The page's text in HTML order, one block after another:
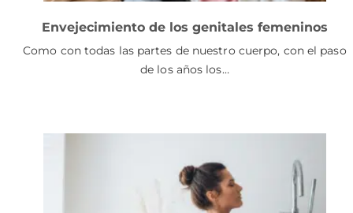
Envejecimiento de los genitales femeninos
Como con todas las partes de nuestro cuerpo, con el paso
de los años los…